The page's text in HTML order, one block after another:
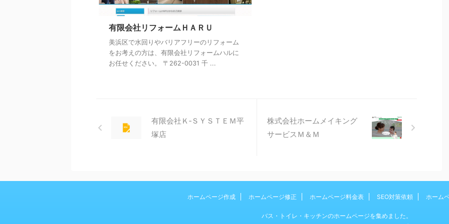
有限会社リフォームＨＡＲＵ
美浜区で水回りやバリアフリーのリフォーム
をお考えの方は、有限会社リフォームハルに
お任せください。 〒262-0031 千 ...
有限会社Ｋ‐ＳＹＳＴＥＭ平
塚店
株式会社ホームメイキング
サービスＭ＆Ｍ
ホームページ作成 ホームページ修正 ホームページ料金表 SEO対策依頼 ホーム
バス・トイレ・キッチンのホームページを集めました。